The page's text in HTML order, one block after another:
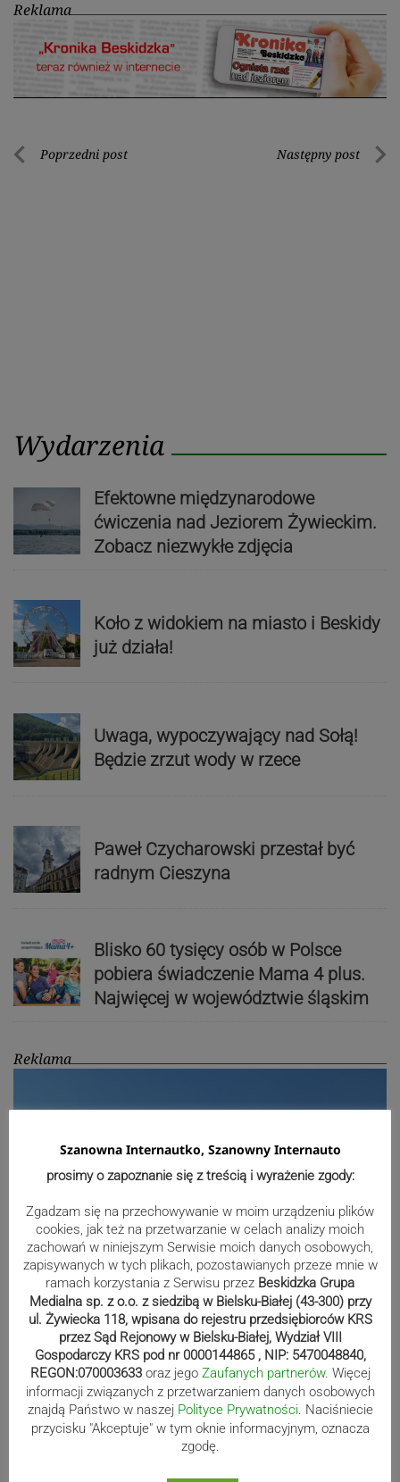
Reklama
Nawigacja
Poprzedni post Następny post
Wydarzenia
Efektowne międzynarodowe
ćwiczenia nad Jeziorem Żywieckim.
Zobacz niezwykłe zdjęcia
Koło z widokiem na miasto i Beskidy
już działa!
Uwaga, wypoczywający nad Sołą!
Będzie zrzut wody w rzece
Paweł Czycharowski przestał być
radnym Cieszyna
Blisko 60 tysięcy osób w Polsce
pobiera świadczenie Mama 4 plus.
Najwięcej w województwie śląskim
Reklama
Sport
Mistrzowie świata z MCK Żywiec!
ZDJĘCIA
Szanowna Internautko, Szanowny Internauto
prosimy o zapoznanie się z treścią i wyrażenie zgody:
Zgadzam się na przechowywanie w moim urządzeniu plików
cookies, jak też na przetwarzanie w celach analizy moich
zachowań w niniejszym Serwisie moich danych osobowych,
zapisywanych w tych plikach, pozostawianych przeze mnie w
ramach korzystania z Serwisu przez Beskidzka Grupa
Medialna sp. z o.o. z siedzibą w Bielsku-Białej (43-300) przy
ul. Żywiecka 118, wpisana do rejestru przedsiębiorców KRS
przez Sąd Rejonowy w Bielsku-Białej, Wydział VIII
Gospodarczy KRS pod nr 0000144865 , NIP: 5470048840,
REGON:070003633 oraz jego Zaufanych partnerów. Więcej
informacji związanych z przetwarzaniem danych osobowych
znajdą Państwo w naszej Polityce Prywatności. Naciśniecie
przycisku "Akceptuje" w tym oknie informacyjnym, oznacza
zgodę.